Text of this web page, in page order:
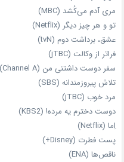
مری آدم می‌کُشد (MBC)
تو و هر چیز دیگر (Netflix)
عشق، برداشت دوم (tvN)
فراتر از وکالت (jTBC)
سفر دوست‌ داشتنی من (Channel A)
تلاش پیروزمندانه (SBS)
مرد خوب (jTBC)
دوست دخترم یه مرده! (KBS2)
اِما (Netflix)
پست فطرت (Disney+)
ناقص‌ها (ENA)